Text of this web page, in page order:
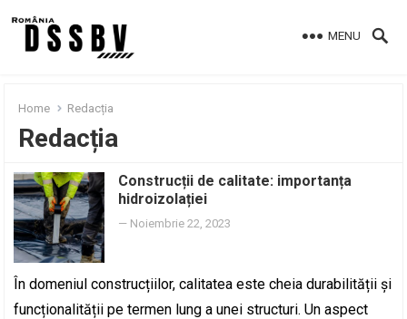
MENU
Home Redacția
Redacția
Construcții de calitate: importanța
hidroizolației
— Noiembrie 22, 2023
În domeniul construcțiilor, calitatea este cheia durabilității și
funcționalității pe termen lung a unei structuri. Un aspect